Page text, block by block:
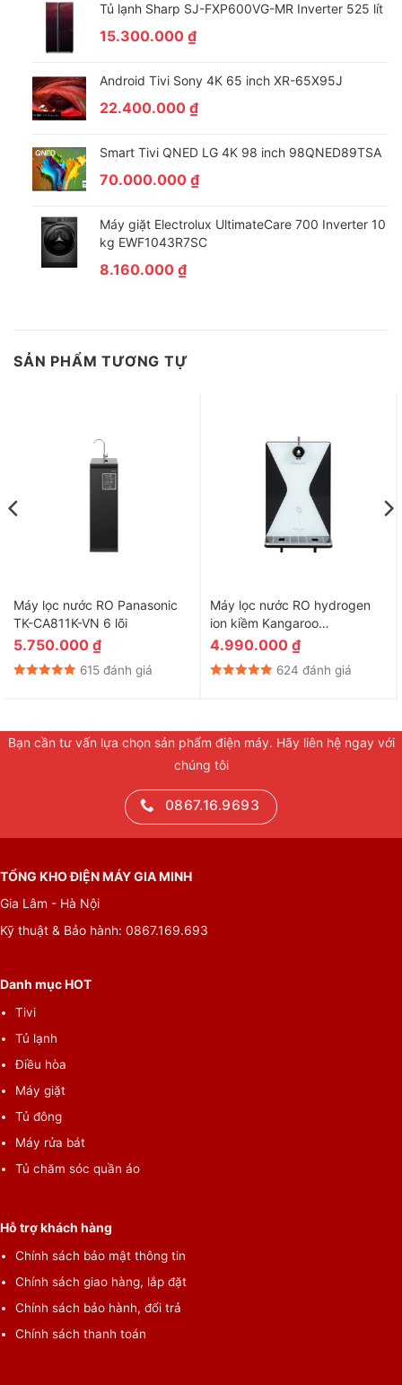
Tủ lạnh Sharp SJ-FXP600VG-MR Inverter 525 lít
15.300.000 ₫
Android Tivi Sony 4K 65 inch XR-65X95J
22.400.000 ₫
Smart Tivi QNED LG 4K 98 inch 98QNED89TSA
70.000.000 ₫
Máy giặt Electrolux UltimateCare 700 Inverter 10
kg EWF1043R7SC
8.160.000 ₫
SẢN PHẨM TƯƠNG TỰ
Máy lọc nước RO Panasonic
TK-CA811K-VN 6 lõi
5.750.000 ₫
615 đánh giá
Máy lọc nước RO hydrogen
ion kiềm Kangaroo
KG100MED 5 lõi
4.990.000 ₫
624 đánh giá
Bạn cần tư vấn lựa chọn sản phẩm điện máy. Hãy liên hệ ngay với
chúng tôi
0867.16.9693
TỔNG KHO ĐIỆN MÁY GIA MINH
Gia Lâm - Hà Nội
Kỹ thuật & Bảo hành: 0867.169.693
Danh mục HOT
Tivi
Tủ lạnh
Điều hòa
Máy giặt
Tủ đông
Máy rửa bát
Tủ chăm sóc quần áo
Hỗ trợ khách hàng
Chính sách bảo mật thông tin
Chính sách giao hàng, lắp đặt
Chính sách bảo hành, đổi trả
Chính sách thanh toán